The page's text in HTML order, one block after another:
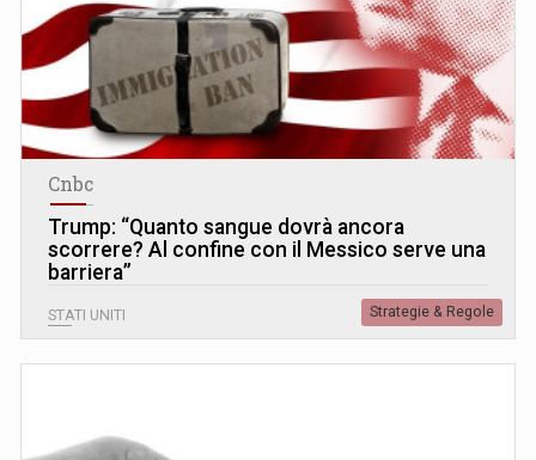
Cnbc
Trump: “Quanto sangue dovrà ancora
scorrere? Al confine con il Messico serve una
barriera”
STATI UNITI Strategie & Regole